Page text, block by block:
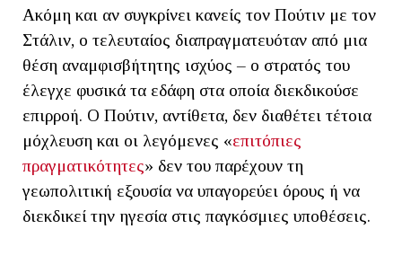
Ακόμη και αν συγκρίνει κανείς τον Πούτιν με τον
Στάλιν, ο τελευταίος διαπραγματευόταν από μια
θέση αναμφισβήτητης ισχύος – ο στρατός του
έλεγχε φυσικά τα εδάφη στα οποία διεκδικούσε
επιρροή. Ο Πούτιν, αντίθετα, δεν διαθέτει τέτοια
μόχλευση και οι λεγόμενες «επιτόπιες
πραγματικότητες» δεν του παρέχουν τη
γεωπολιτική εξουσία να υπαγορεύει όρους ή να
διεκδικεί την ηγεσία στις παγκόσμιες υποθέσεις.